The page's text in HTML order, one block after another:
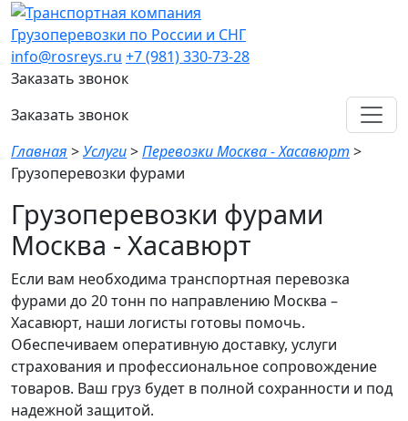
Грузоперевозки по России и СНГ
info@rosreys.ru +7 (981) 330-73-28
Заказать звонок
Заказать звонок
Главная >Услуги>Перевозки Москва - Хасавюрт >
Грузоперевозки фурами
Грузоперевозки фурами
Москва - Хасавюрт
Если вам необходима транспортная перевозка
фурами до 20 тонн по направлению Москва –
Хасавюрт, наши логисты готовы помочь.
Обеспечиваем оперативную доставку, услуги
страхования и профессиональное сопровождение
товаров. Ваш груз будет в полной сохранности и под
надежной защитой.